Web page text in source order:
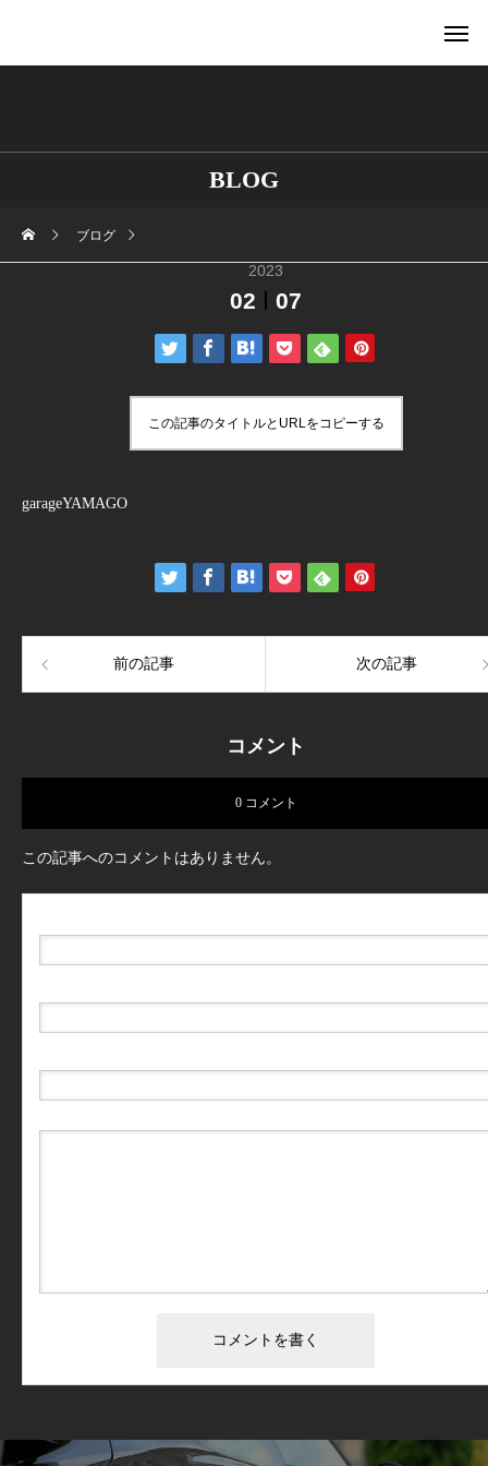
BLOG
ブログ
2023
02 07
この記事のタイトルとURLをコピーする
garageYAMAGO
前の記事 次の記事
コメント
0 コメント
この記事へのコメントはありません。